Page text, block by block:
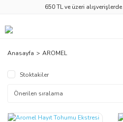
650 TL ve üzeri alışverişlerde
Anasayfa AROMEL
Stoktakiler